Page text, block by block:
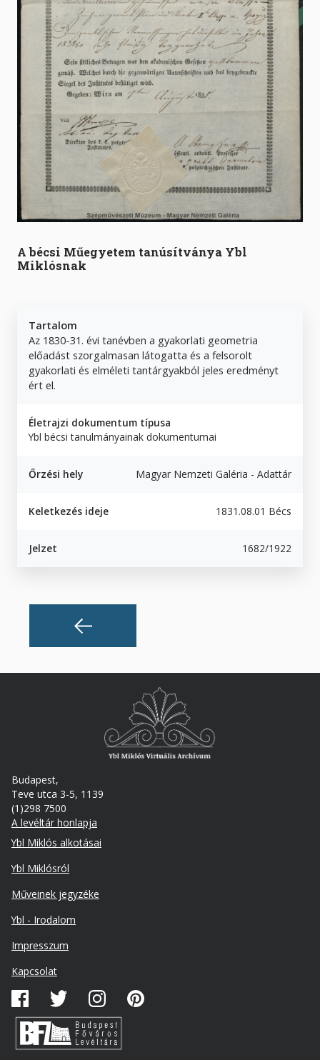
A bécsi Műegyetem tanúsítványa Ybl
Miklósnak
Tartalom
Az 1830-31. évi tanévben a gyakorlati geometria
előadást szorgalmasan látogatta és a felsorolt
gyakorlati és elméleti tantárgyakból jeles eredményt
ért el.
Életrajzi dokumentum típusa
Ybl bécsi tanulmányainak dokumentumai
Őrzési hely Magyar Nemzeti Galéria - Adattár
Keletkezés ideje 1831.08.01 Bécs
Jelzet 1682/1922
Budapest,
Teve utca 3-5, 1139
(1)298 7500
A levéltár honlapja
Footer
Ybl Miklós alkotásai
Ybl Miklósról
Műveinek jegyzéke
Ybl - Irodalom
Lábléc
másodlagos
Impresszum
Kapcsolat
Közösségi
média